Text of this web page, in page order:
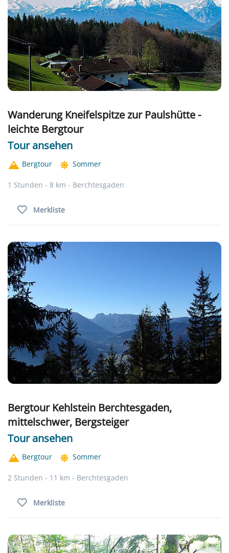
Wanderung Kneifelspitze zur Paulshütte -
leichte Bergtour
Tour ansehen
Bergtour Sommer
1 Stunden - 8 km - Berchtesgaden
Merkliste
Bergtour Kehlstein Berchtesgaden,
mittelschwer, Bergsteiger
Tour ansehen
Bergtour Sommer
2 Stunden - 11 km - Berchtesgaden
Merkliste